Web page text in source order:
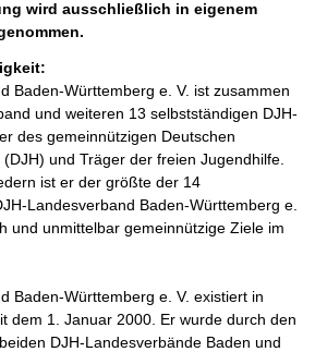
wird ausschließlich in eigenem
Baden-Württemberg e. V. ist zusammen
und weiteren 13 selbstständigen DJH-
des gemeinnützigen Deutschen
und Träger der freien Jugendhilfe.
ist er der größte der 14
Landesverband Baden-Württemberg e.
und unmittelbar gemeinnützige Ziele im
Baden-Württemberg e. V. existiert in
dem 1. Januar 2000. Er wurde durch den
DJH-Landesverbände Baden und